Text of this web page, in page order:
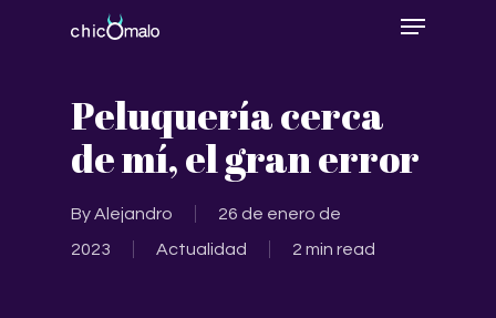
Menu
Peluquería cerca
de mí, el gran error
ByAlejandro
26 de enero de
2023
Actualidad 2 min read